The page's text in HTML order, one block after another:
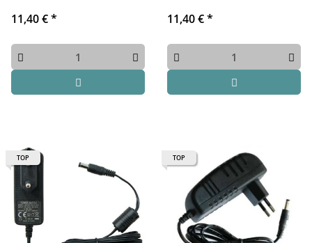
11,40 €* 11,40 €*
TOP TOP